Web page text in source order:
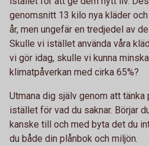
genomsnitt 13 kilo nya kläder
år, men ungefär en tredjedel av
Skulle vi istället använda våra
vi gör idag, skulle vi kunna
klimatpåverkan med cirka 65%?
Utmana dig själv genom att tänka
istället för vad du saknar. Börjar
kanske till och med byta det du
du både din plånbok och miljön.